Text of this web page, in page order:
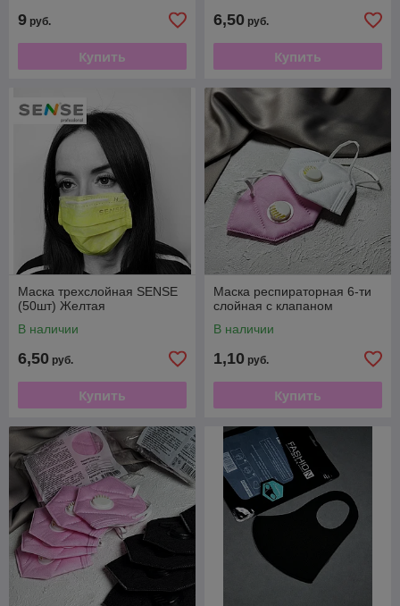
9 руб.
Купить
6,50 руб.
Купить
Маска трехслойная SENSE
(50шт) Желтая
В наличии
6,50 руб.
Купить
Маска респираторная 6-ти
слойная с клапаном
В наличии
1,10 руб.
Купить